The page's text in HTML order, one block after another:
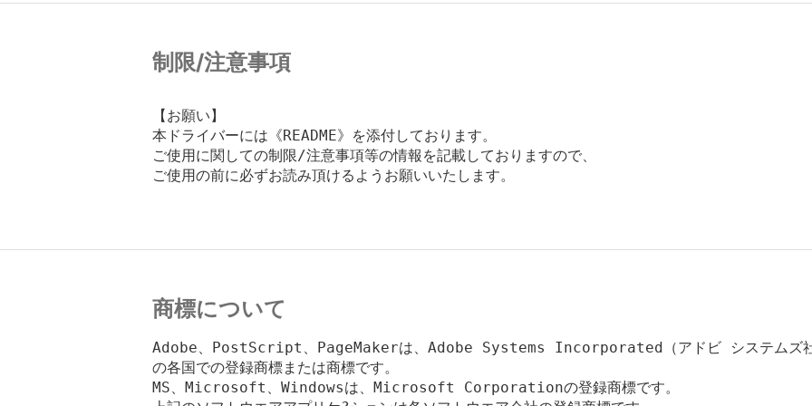
制限/注意事項
【お願い】
本ドライバーには《README》を添付しております。
ご使用に関しての制限/注意事項等の情報を記載しておりますので、
ご使用の前に必ずお読み頂けるようお願いいたします。
商標について
Adobe、PostScript、PageMakerは、Adobe Systems Incorporated（アドビ システムズ
の各国での登録商標または商標です。
MS、Microsoft、Windowsは、Microsoft Corporationの登録商標です。